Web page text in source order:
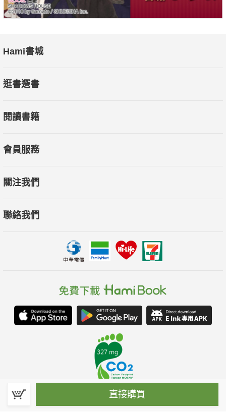
直接購買
Hami書城
逛書選書
閱讀書籍
會員服務
關注我們
聯絡我們